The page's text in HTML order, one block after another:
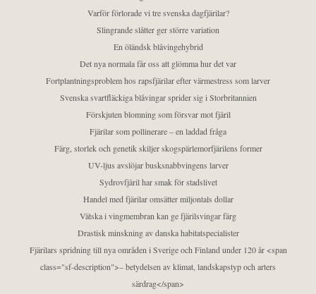
Varför förlorade vi tre svenska dagfjärilar?
Slingrande slåtter ger större variation
En öländsk blåvingehybrid
Det nya normala får oss att glömma hur det var
Fortplantningsproblem hos rapsfjärilar efter värmestress som larver
Svenska svartfläckiga blåvingar sprider sig i Storbritannien
Förskjuten blomning som försvar mot fjäril
Fjärilar som pollinerare – en laddad fråga
Färg, storlek och genetik skiljer skogspärlemorfjärilens former
UV-ljus avslöjar busksnabbvingens larver
Sydrovfjäril har smak för stadslivet
Handel med fjärilar omsätter miljontals dollar
Vätska i vingmembran kan ge fjärilsvingar färg
Drastisk minskning av danska habitatspecialister
Fjärilars spridning till nya områden i Sverige och Finland under 120 år <span
class="sf-description">– betydelsen av klimat, landskapstyp och arters
särdrag</span>